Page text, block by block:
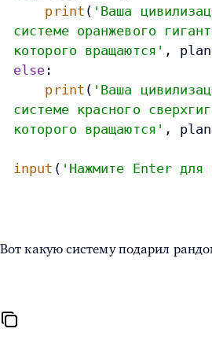
print ( 'Ваша
системе оранжевого
которого вращаются' ,
else :
print ( 'Ваша
системе красного
которого вращаются' ,
input ( 'Нажмите Enter для
Вот какую систему подарил